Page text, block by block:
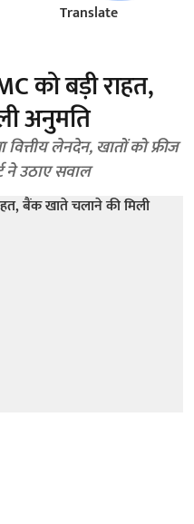
Translate
को बड़ी राहत,
अनुमति
लेनदेन, खातों को फ्रीज
ने उठाए सवाल